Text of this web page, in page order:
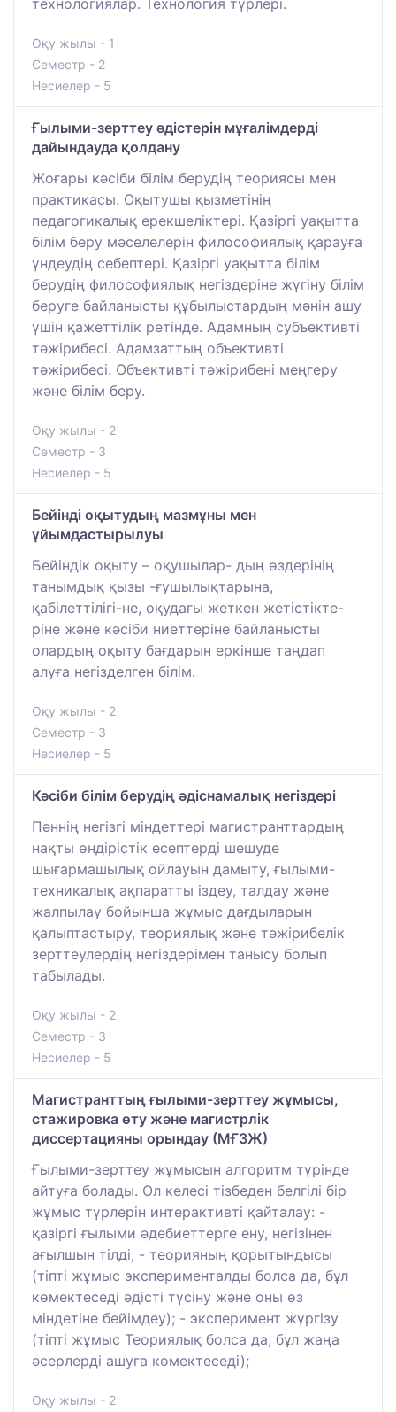
технологиялар. Технология түрлері.
Оқу жылы - 1
Семестр - 2
Несиелер - 5
Ғылыми-зерттеу әдістерін мұғалімдерді
дайындауда қолдану
Жоғары кәсіби білім берудің теориясы мен
практикасы. Оқытушы қызметінің
педагогикалық ерекшеліктері. Қазіргі уақытта
білім беру мәселелерін философиялық қарауға
үндеудің себептері. Қазіргі уақытта білім
берудің философиялық негіздеріне жүгіну білім
беруге байланысты құбылыстардың мәнін ашу
үшін қажеттілік ретінде. Адамның субъективті
тәжірибесі. Адамзаттың объективті
тәжірибесі. Объективті тәжірибені меңгеру
және білім беру.
Оқу жылы - 2
Семестр - 3
Несиелер - 5
Бейінді оқытудың мазмұны мен
ұйымдастырылуы
Бейіндік оқыту – оқушылар- дың өздерінің
танымдық қызы -ғушылықтарына,
қабілеттілігі-не, оқудағы жеткен жетістікте-
ріне және кәсіби ниеттеріне байланысты
олардың оқыту бағдарын еркінше таңдап
алуға негізделген білім.
Оқу жылы - 2
Семестр - 3
Несиелер - 5
Кәсіби білім берудің әдіснамалық негіздері
Пәннің негізгі міндеттері магистранттардың
нақты өндірістік есептерді шешуде
шығармашылық ойлауын дамыту, ғылыми-
техникалық ақпаратты іздеу, талдау және
жалпылау бойынша жұмыс дағдыларын
қалыптастыру, теориялық және тәжірибелік
зерттеулердің негіздерімен танысу болып
табылады.
Оқу жылы - 2
Семестр - 3
Несиелер - 5
Магистранттың ғылыми-зерттеу жұмысы,
стажировка өту және магистрлік
диссертацияны орындау (МҒЗЖ)
Ғылыми-зерттеу жұмысын алгоритм түрінде
айтуға болады. Ол келесі тізбеден белгілі бір
жұмыс түрлерін интерактивті қайталау: -
қазіргі ғылыми әдебиеттерге ену, негізінен
ағылшын тілді; - теорияның қорытындысы
(тіпті жұмыс эксперименталды болса да, бұл
көмектеседі әдісті түсіну және оны өз
міндетіне бейімдеу); - эксперимент жүргізу
(тіпті жұмыс Теориялық болса да, бұл жаңа
әсерлерді ашуға көмектеседі);
Оқу жылы - 2